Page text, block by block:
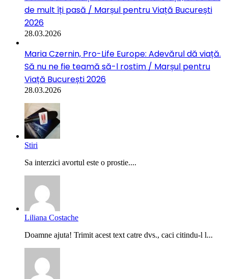
de mult îți pasă / Marșul pentru Viață București
2026
28.03.2026
Maria Czernin, Pro-Life Europe: Adevărul dă viață.
Să nu ne fie teamă să-l rostim / Marșul pentru
Viață București 2026
28.03.2026
Stiri
Sa interzici avortul este o prostie....
Liliana Costache
Doamne ajuta! Trimit acest text catre dvs., caci citindu-l l...